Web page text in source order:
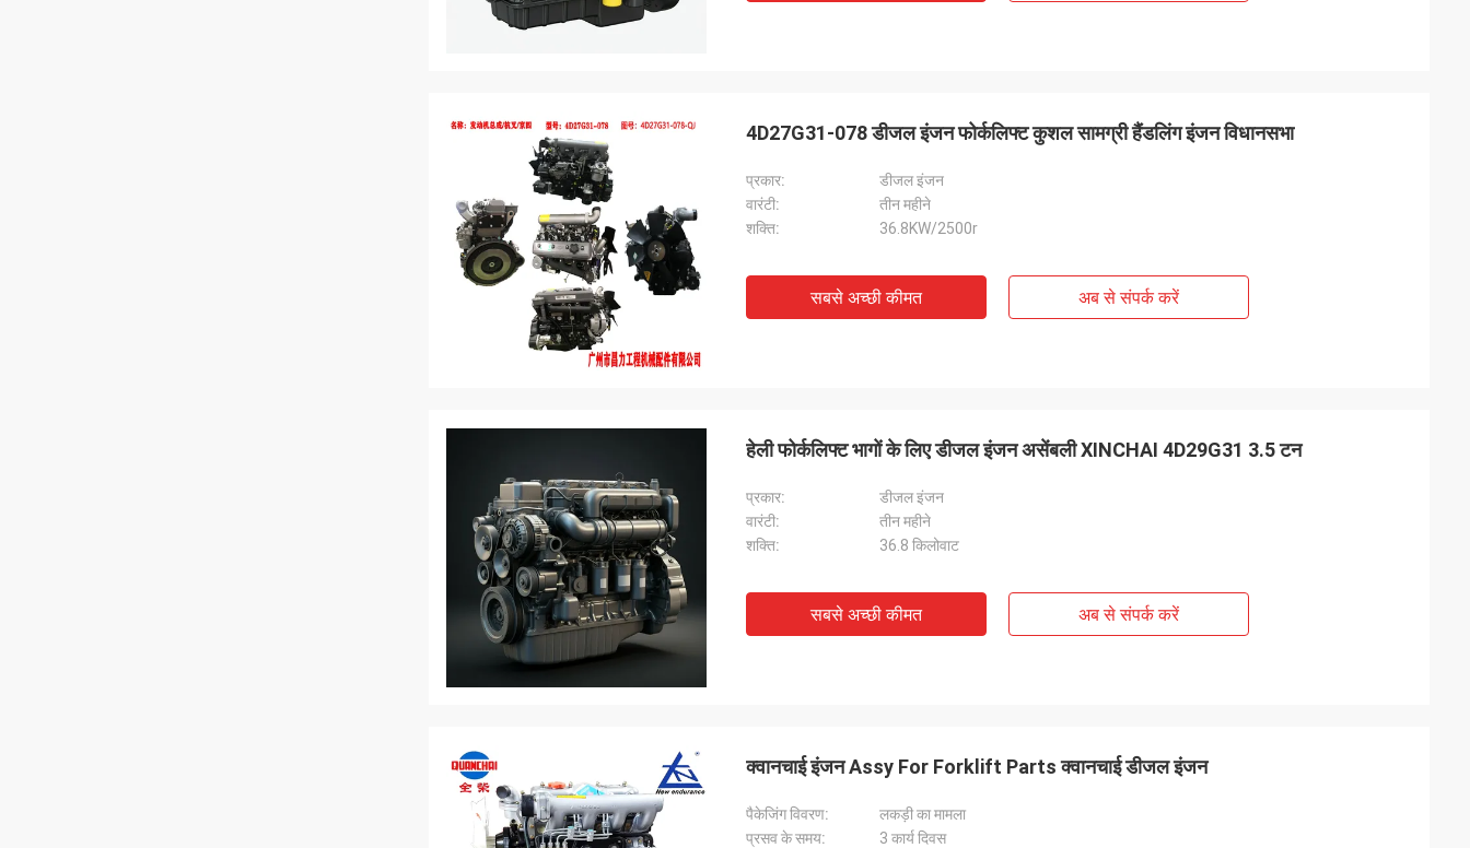
4D27G31-078 डीजल इंजन फोर्कलिफ्ट कुशल सामग्री हैंडलिंग इंजन विधानसभा
प्रकार:
डीजल इंजन
वारंटी:
तीन महीने
शक्ति:
36.8KW/2500r
सबसे अच्छी कीमत अब से संपर्क करें
हेली फोर्कलिफ्ट भागों के लिए डीजल इंजन असेंबली XINCHAI 4D29G31 3.5 टन
प्रकार:
डीजल इंजन
वारंटी:
तीन महीने
शक्ति:
36.8 किलोवाट
सबसे अच्छी कीमत अब से संपर्क करें
क्वानचाई इंजन Assy For Forklift Parts क्वानचाई डीजल इंजन
पैकेजिंग विवरण:
लकड़ी का मामला
प्रसव के समय:
3 कार्य दिवस